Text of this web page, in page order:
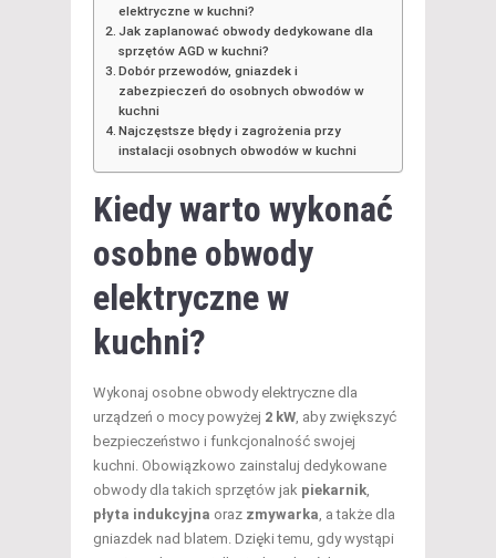
elektryczne w kuchni?
Jak zaplanować obwody dedykowane dla
sprzętów AGD w kuchni?
Dobór przewodów, gniazdek i
zabezpieczeń do osobnych obwodów w
kuchni
Najczęstsze błędy i zagrożenia przy
instalacji osobnych obwodów w kuchni
Kiedy warto wykonać
osobne obwody
elektryczne w
kuchni?
Wykonaj osobne obwody elektryczne dla
urządzeń o mocy powyżej 2 kW , aby zwiększyć
bezpieczeństwo i funkcjonalność swojej
kuchni. Obowiązkowo zainstaluj dedykowane
obwody dla takich sprzętów jak piekarnik
płyta indukcyjna oraz zmywarka , a także dla
gniazdek nad blatem. Dzięki temu, gdy wystąpi